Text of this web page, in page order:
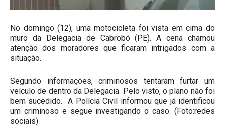
No domingo (12), uma motocicleta foi vista em cima do
muro da Delegacia de Cabrobó (PE). A cena chamou
atenção dos moradores que ficaram intrigados com a
situação.
Segundo informações, criminosos tentaram furtar um
veículo de dentro da Delegacia. Pelo visto, o plano não foi
bem sucedido. A Polícia Civil informou que já identificou
um criminoso e segue investigando o caso. (Foto:redes
sociais)